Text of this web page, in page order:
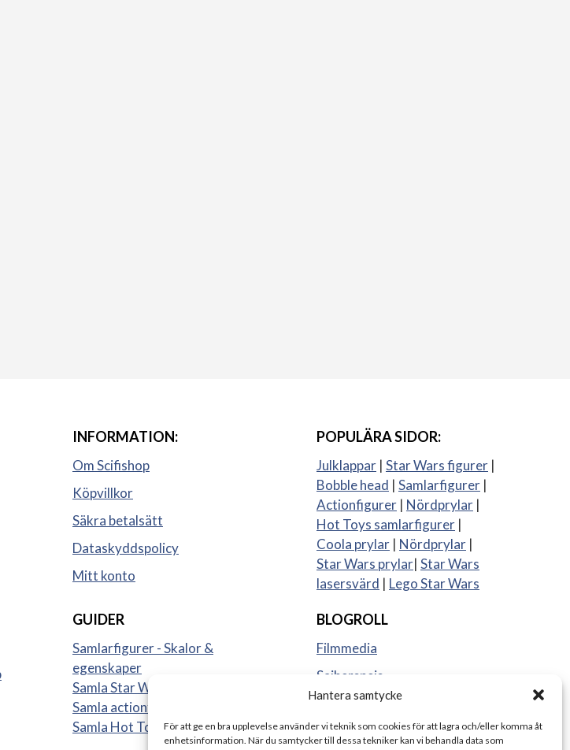
Hantera samtycke
För att ge en bra upplevelse använder vi teknik som cookies för att lagra och/eller komma åt
enhetsinformation. När du samtycker till dessa tekniker kan vi behandla data som
INFORMATION:
Om Scifishop
Köpvillkor
Säkra betalsätt
Dataskyddspolicy
Mitt konto
GUIDER
Samlarfigurer - Skalor &
egenskaper
Samla Star Wars figurer
Samla actionfigurer
Samla Hot Toys
POPULÄRA SIDOR:
Julklappar | Star Wars figurer |
Bobble head | Samlarfigurer |
Actionfigurer | Nördprylar |
Hot Toys samlarfigurer |
Coola prylar | Nördprylar |
Star Wars prylar| Star Wars
lasersvärd | Lego Star Wars
BLOGROLL
Filmmedia
Sajberspejs
Strange things